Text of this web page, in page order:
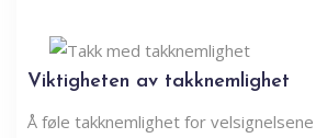
Viktigheten av takknemlighet
Å føle takknemlighet for